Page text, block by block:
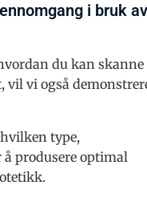
i bruk
du kan
vi også
type,
produsere optimal